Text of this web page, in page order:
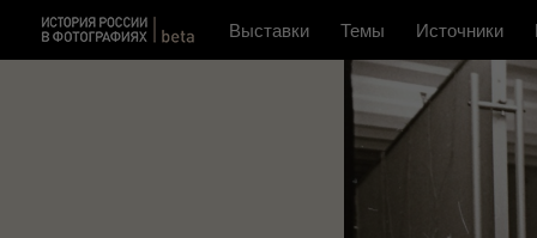
Выставки Темы Источники